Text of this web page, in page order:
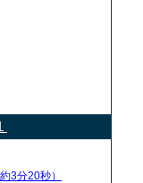
約3分20秒）